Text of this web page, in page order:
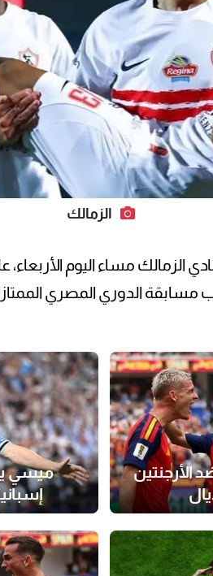
الزمالك
الزمالك مساء اليوم الأربعاء،
الأرجنتين
ميسي